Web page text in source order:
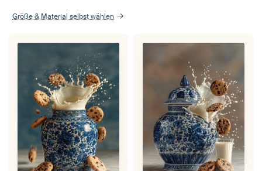
Größe & Material selbst wählen